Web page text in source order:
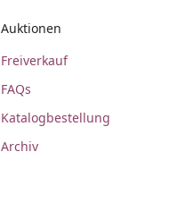
Auktionen
Freiverkauf
FAQs
Katalogbestellung
Archiv